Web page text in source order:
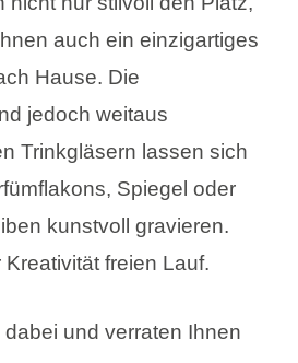
auch ein einzigartiges
Hause. Die
jedoch weitaus
Trinkgläsern lassen sich
Spiegel oder
kunstvoll gravieren.
freien Lauf.
und verraten Ihnen